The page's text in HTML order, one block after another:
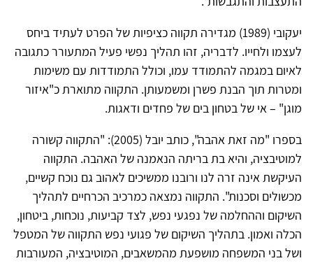
יעקובי (1989) מגדירה תקווה כציפיות של הפרט לעתיד ביחס
לעצמו ולחייו. לדבריה, זהו תהליך נפשי פעיל המתעורר כתגובה
לאיום במגמה להתמודד עמו, וכולל התמודדות עם משימות
ומטרות תוך הבנת פשרן ומשמעותן. התקווה מתוארת כ"איזור
מוגן" – אי של בטחון בים של פחדים ודאגות.
בספרו "מה זאת אהבה", כותב יובל (2005): "התקווה קשורה
למוטיבציה, והיא בת בריתה הנאמנה של האהבה. התקווה
העיקשת אינה זרה לנו ורובנו ממשיכים לאהוב גם נוכח קשיים,
מכשולים וסכנות". התקווה נמצאה כמרכיב הכרחיים לתהליך
השיקום וההחלמה של נפגעי נפש, לצד קביעות, נוכחות, ביטחון,
הכלה ואמון. בתהליך השיקום של פגועי נפש התקווה של המטפל
ושל בני המשפחה מושפעת מהמשאבים, המוטיבציה, המעורבות